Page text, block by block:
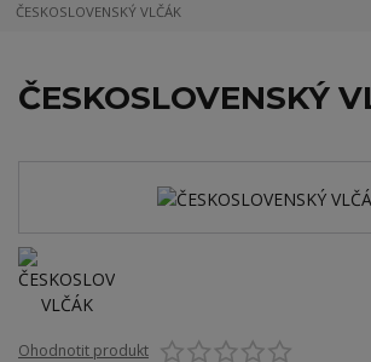
ČESKOSLOVENSKÝ VLČÁK
ČESKOSLOVENSKÝ
Ohodnotit produkt